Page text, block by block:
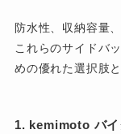
防水性、収納容量
これらのサイドバ
めの優れた選択肢
1. kemimoto バイ